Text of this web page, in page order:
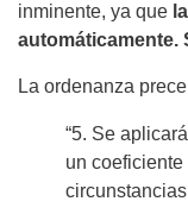
inminente, ya que
automáticamente.
La ordenanza
“5. Se
un